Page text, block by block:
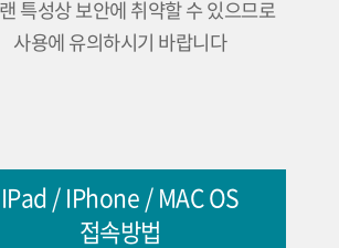
특성상 보안에 취약할 수 있으므로
사용에 유의하시기 바랍니다
IPad / IPhone / MAC OS
접속방법